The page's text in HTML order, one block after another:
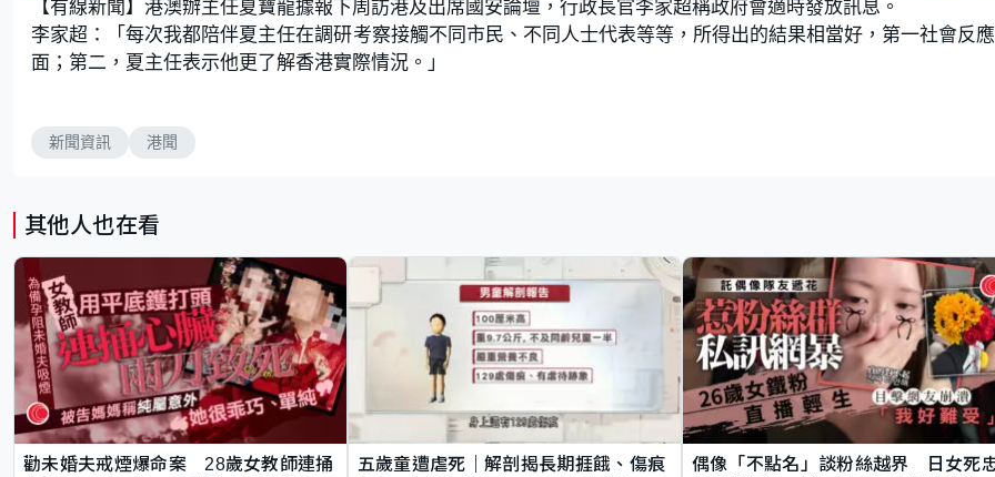
u
e
d
d
【有線新聞】港澳辦主任夏寶龍據報下周訪港及出席國安論壇，行政長官李家超稱政府會適時發放訊息。
李家超：「每次我都陪伴夏主任在調研考察接觸不同市民、不同人士代表等等，所得出的結果相當好，第一社會反
面；第二，夏主任表示他更了解香港實際情況。」
新聞資訊 港聞
其他人也在看
勸未婚夫戒煙爆命案 28歲女教師連捅
五歲童遭虐死｜解剖揭長期捱餓、傷痕
偶像「不點名」談粉絲越界 日女死